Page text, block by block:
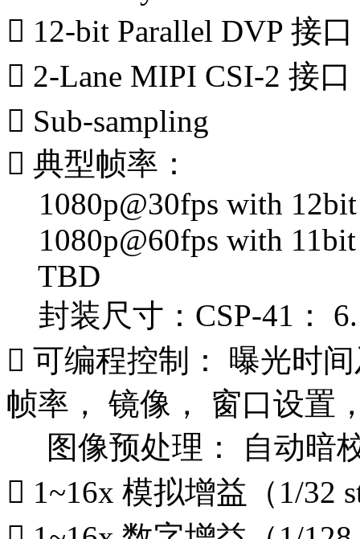
 12-bit Parallel DVP 接口
 2-Lane MIPI CSI-2 接口
 Sub-sampling
 典型帧率：
1080p@30fps with
1080p@60fps with
TBD
封装尺寸：CSP-41：
 可编程控制： 曝光时
帧率， 镜像， 窗口设置
图像预处理： 自动暗
 1~16x 模拟增益（1/32